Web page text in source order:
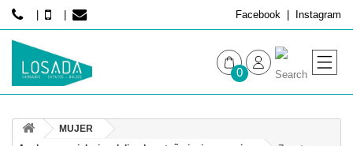
Facebook Instagram
0
MUJER